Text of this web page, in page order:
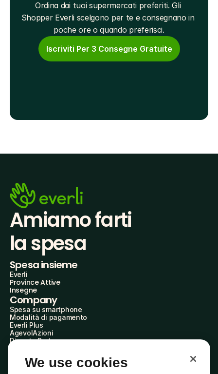
Ordina dai tuoi supermercati preferiti. Gli
Shopper Everli scelgono per te e consegnano in
poche ore o quando preferisci.
Iscriviti Per 3 Consegne Gratuite
Amiamo farti
la spesa
Spesa insieme
Everli
Province Attive
Insegne
Company
Spesa su smartphone
Modalità di pagamento
Everli Plus
AgevolAzioni
Diventa Partner
Everli Shoppers
About Us
We use cookies